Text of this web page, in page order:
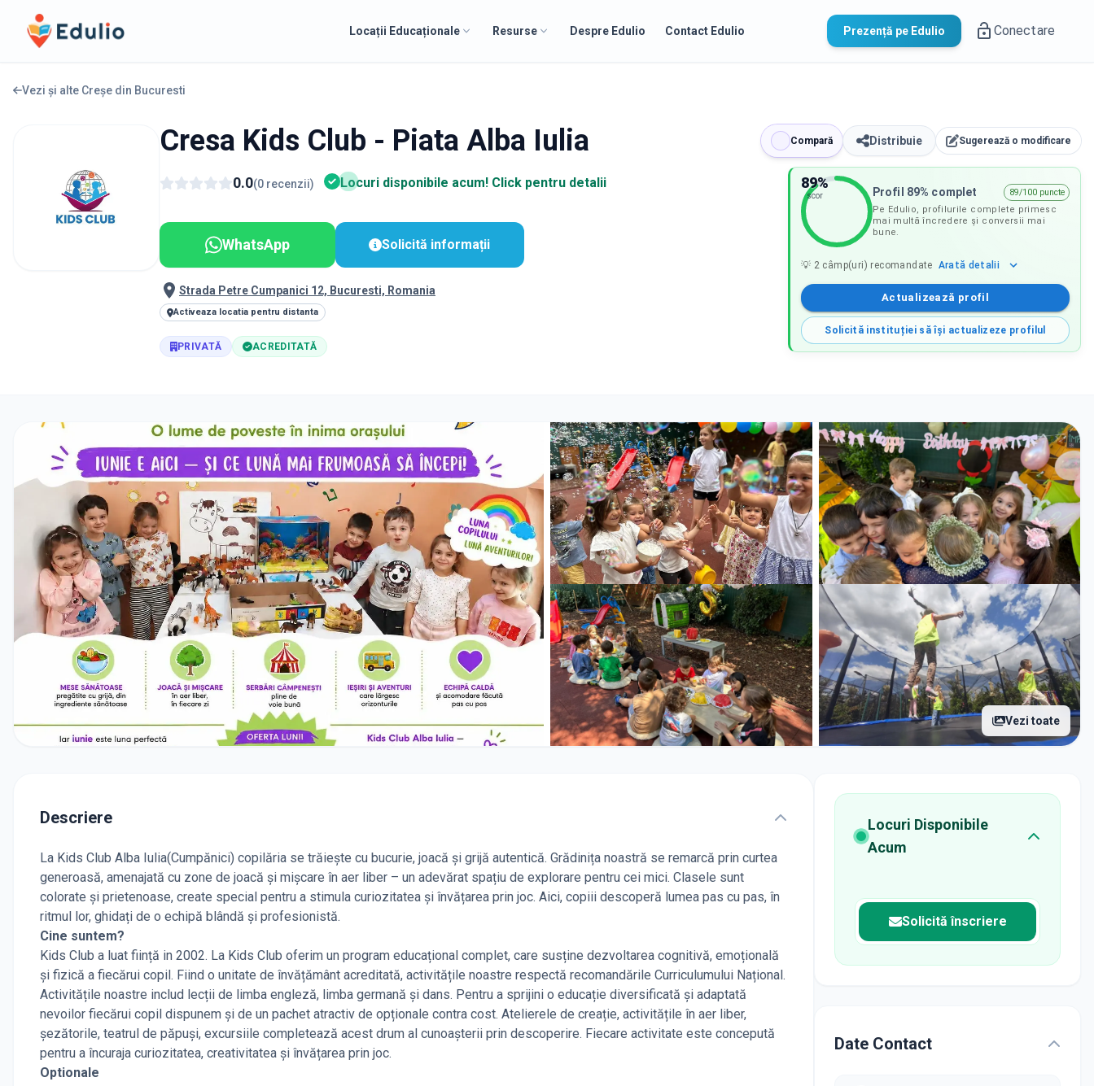
Edulio
Locații Educaționale Resurse Despre Edulio Contact Edulio Prezență pe Edulio Conectare
Vezi și alte Creșe din Bucuresti
Cresa Kids Club - Piata Alba Iulia Compară Distribuie Sugerează o modificare
0.0(0 recenzii) Locuri disponibile acum! Click pentru detalii
WhatsApp Solicită informații
Strada Petre Cumpanici 12, Bucuresti, Romania
Activeaza locatia pentru distanta
PRIVATĂ ACREDITATĂ
89%
scor Profil 89% complet
89/100 puncte
Pe Edulio, profilurile complete primesc
mai multă încredere și conversii mai
bune.
💡 2 câmp(uri) recomandate Arată detalii
Actualizează profil
Solicită instituției să își actualizeze profilul
Vezi toate
Descriere
La Kids Club Alba Iulia(Cumpănici) copilăria se trăiește cu bucurie, joacă și grijă autentică. Grădinița noastră se remarcă prin curtea
generoasă, amenajată cu zone de joacă și mișcare în aer liber – un adevărat spațiu de explorare pentru cei mici. Clasele sunt
colorate și prietenoase, create special pentru a stimula curiozitatea și învățarea prin joc. Aici, copiii descoperă lumea pas cu pas, în
ritmul lor, ghidați de o echipă blândă și profesionistă.
Cine suntem?
Kids Club a luat ființă in 2002. La Kids Club oferim un program educațional complet, care susține dezvoltarea cognitivă, emoțională
și fizică a fiecărui copil. Fiind o unitate de învățământ acreditată, activitățile noastre respectă recomandările Curriculumului Național.
Activitățile noastre includ lecții de limba engleză, limba germană și dans. Pentru a sprijini o educație diversificată și adaptată
nevoilor fiecărui copil dispunem și de un pachet atractiv de opționale contra cost. Atelierele de creație, activitățile în aer liber,
șezătorile, teatrul de păpuși, excursiile completează acest drum al cunoașterii prin descoperire. Fiecare activitate este concepută
pentru a încuraja curiozitatea, creativitatea și învățarea prin joc.
Optionale
Locuri Disponibile
Acum
Solicită înscriere
Date Contact